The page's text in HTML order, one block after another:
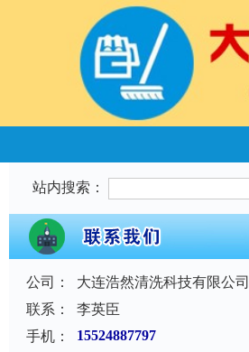
站内搜索：
公司：
大连浩然清洗科技有限公司
联系：
李英臣
手机：
15524887797